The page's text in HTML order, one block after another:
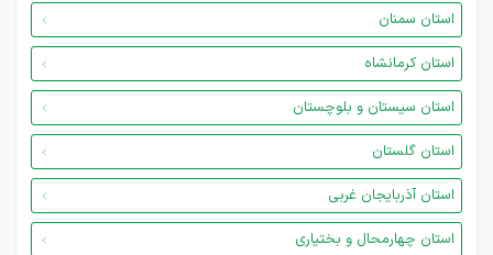
استان سمنان
استان کرمانشاه
استان سیستان و بلوچستان
استان گلستان
استان آذربایجان غربی
استان چهارمحال و بختیاری